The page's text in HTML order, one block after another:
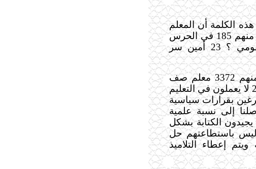
الكلمة أن المعلم
يقبض راتب ولا يعلم " العدد 439 معلم منهم 185 في الحرس
القومي وهنا أتساءل أين الحرس القومي ؟ 23 أمين سر
عدد معلمي المحافظة 5545 منهم 3372 معلم صف
والباقي إداريين وتحت التصرف أي 2173 لا يعملون في التعليم
مفرغين بقرارات سياسية
إلى نسبة علمية
التلاميذ لا يجيدون الكتابة بشكل
ليس باستطاعتهم حل
إعطاء التلاميذ